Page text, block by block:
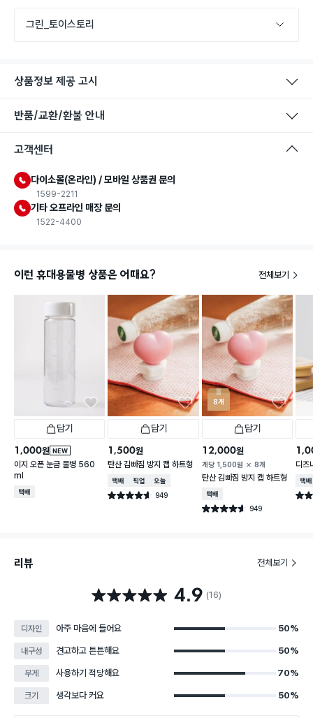
식품용 기구
식품용 기구: 식품위생법에서 정한 규격에 따라 제조되어 식품 또
는 식품첨가물에 사용할 수 있는 식품용기구라는 표시입니다.
그린_토이스토리
상품정보 제공 고시
반품/교환/환불 안내
고객센터
다이소몰(온라인) / 모바일 상품권 문의
1599-2211
기타 오프라인 매장 문의
1522-4400
이런 휴대용물병 상품은 어때요? 전체보기
담기
NEW
1,000원
이지 오픈 눈금 물병 560
ml
택배배송
담기
1,500원
탄산 김빠짐 방지 캡 하트형
택배배송매장픽업오늘배송
별점 4.6점 949
건 작성
8개
담기
12,000원
개당 1,500원 8개
탄산 김빠짐 방지 캡 하트형
택배배송
별점 4.6점 949
건 작성
디
택배
별점
리뷰 전체보기
별점 4.9점 4.9 (16)
디자인 아주 마음에 들어요 50%
내구성 견고하고 튼튼해요 50%
무게 사용하기 적당해요 70%
크기 생각보다 커요 50%